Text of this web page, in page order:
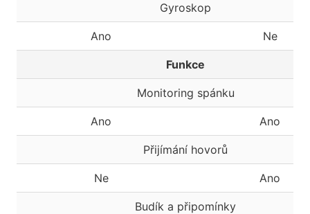
Gyroskop
Ano Ne
Funkce
Monitoring spánku
Ano Ano
Přijímání hovorů
Ne Ano
Budík a připomínky